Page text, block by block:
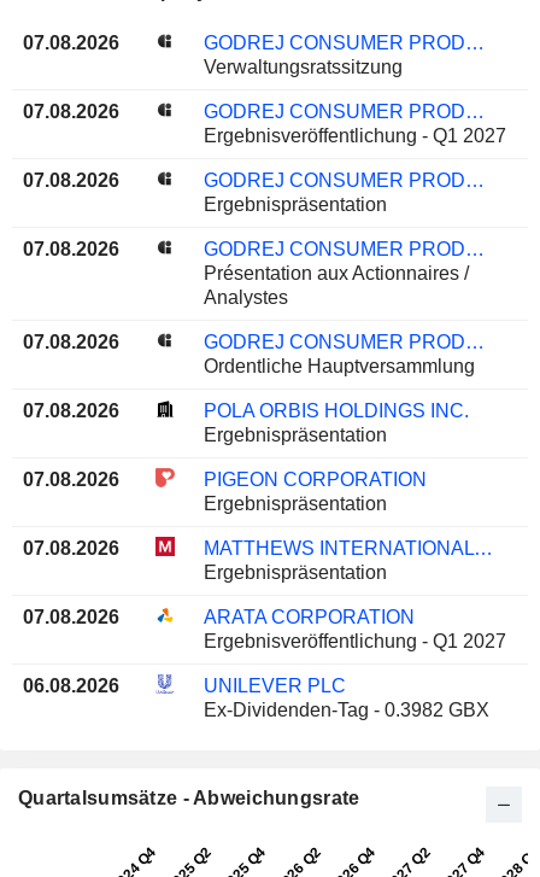
07.08.2026
GODREJ CONSUMER PRODUCTS LIMITED
Verwaltungsratssitzung
07.08.2026
GODREJ CONSUMER PRODUCTS LIMITED
Ergebnisveröffentlichung - Q1 2027
07.08.2026
GODREJ CONSUMER PRODUCTS LIMITED
Ergebnispräsentation
07.08.2026
GODREJ CONSUMER PRODUCTS LIMITED
Présentation aux Actionnaires /
Analystes
07.08.2026
GODREJ CONSUMER PRODUCTS LIMITED
Ordentliche Hauptversammlung
07.08.2026
POLA ORBIS HOLDINGS INC.
Ergebnispräsentation
07.08.2026
PIGEON CORPORATION
Ergebnispräsentation
07.08.2026
MATTHEWS INTERNATIONAL CORPORATION
Ergebnispräsentation
07.08.2026
ARATA CORPORATION
Ergebnisveröffentlichung - Q1 2027
06.08.2026
UNILEVER PLC
Ex-Dividenden-Tag - 0.3982 GBX
Quartalsumsätze - Abweichungsrate